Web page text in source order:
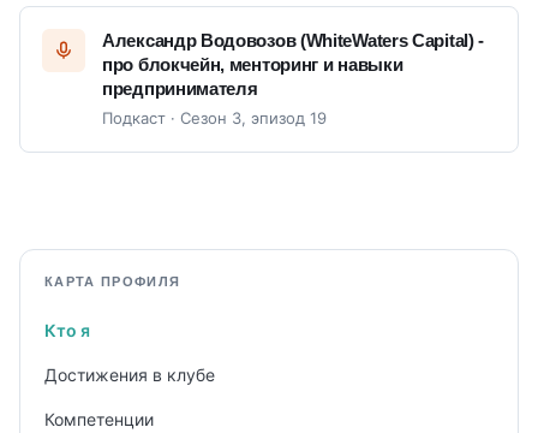
Buckwe.com (USA)
Александр Водовозов (WhiteWaters Capital) -
про блокчейн, менторинг и навыки
предпринимателя
Подкаст · Сезон 3, эпизод 19
КАРТА ПРОФИЛЯ
Кто я
Достижения в клубе
Компетенции